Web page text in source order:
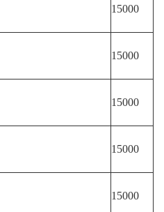
15000
15000
15000
15000
15000